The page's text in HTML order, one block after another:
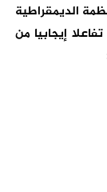
الديمقراطية
إيجابيا من